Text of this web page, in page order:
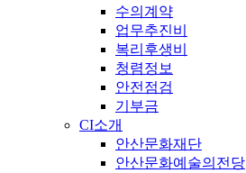
수의계약
업무추진비
복리후생비
청렴정보
안전점검
기부금
CI소개
안산문화재단
안산문화예술의전당